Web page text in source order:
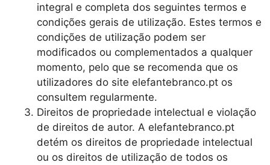
integral e completa dos seguintes termos e
condições gerais de utilização. Estes termos e
condições de utilização podem ser
modificados ou complementados a qualquer
momento, pelo que se recomenda que os
utilizadores do site elefantebranco.pt os
consultem regularmente.
Direitos de propriedade intelectual e violação
de direitos de autor. A elefantebranco.pt
detém os direitos de propriedade intelectual
ou os direitos de utilização de todos os